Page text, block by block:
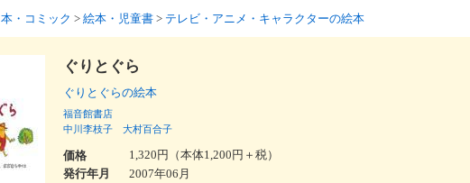
本・コミック > 絵本・児童書 > テレビ・アニメ・キャラクターの絵本
ぐりとぐら
ぐりとぐらの絵本
福音館書店
中川李枝子
大村百合子
価格
1,320円（本体1,200円＋税）
発行年月
2007年06月